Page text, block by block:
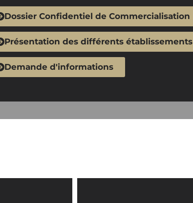
Dossier Confidentiel de Commercialisation
Présentation des différents établissements
Demande d'informations